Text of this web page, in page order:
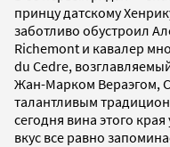
принцу датскому
заботливо обустроил
Richemont и кавалер
du Cedre,
Жан-Марком Вераэгом,
талантливым
сегодня вина этого
вкус все равно